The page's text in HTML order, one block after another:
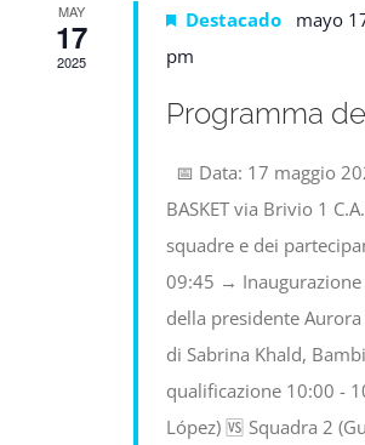
MAY
17
2025
Destacado mayo
pm
Programma
📅 Data: 17 maggio
BASKET via Brivio 1
squadre e dei
09:45 →
della presidente
di Sabrina Khald,
qualificazione 10:00 -
López) 🆚 Squadra 2